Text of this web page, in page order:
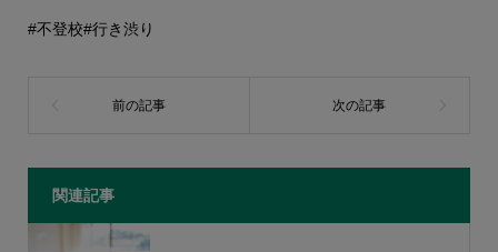
#不登校#行き渋り
関連記事